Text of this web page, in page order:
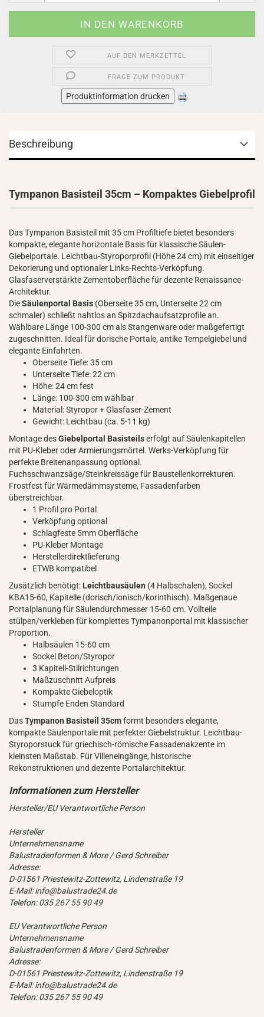
AUF DEN MERKZETTEL
FRAGE ZUM PRODUKT
Produktinformation drucken
Beschreibung
Tympanon Basisteil 35cm – Kompaktes Giebelprofil
Das Tympanon Basisteil mit 35 cm Profiltiefe bietet besonders
kompakte, elegante horizontale Basis für klassische Säulen-
Giebelportale. Leichtbau-Styroporprofil (Höhe 24 cm) mit einseitiger
Dekorierung und optionaler Links-Rechts-Verköpfung.
Glasfaserverstärkte Zementoberfläche für dezente Renaissance-
Architektur.
DieSäulenportal Basis (Oberseite 35 cm, Unterseite 22 cm
schmaler) schließt nahtlos an Spitzdachaufsatzprofile an.
Wählbare Länge 100-300 cm als Stangenware oder maßgefertigt
zugeschnitten. Ideal für dorische Portale, antike Tempelgiebel und
elegante Einfahrten.
Oberseite Tiefe: 35 cm
Unterseite Tiefe: 22 cm
Höhe: 24 cm fest
Länge: 100-300 cm wählbar
Material: Styropor + Glasfaser-Zement
Gewicht: Leichtbau (ca. 5-11 kg)
Montage desGiebelportal Basisteilserfolgt auf Säulenkapitellen
mit PU-Kleber oder Armierungsmörtel. Werks-Verköpfung für
perfekte Breitenanpassung optional.
Fuchsschwanzsäge/Steinkreissäge für Baustellenkorrekturen.
Frostfest für Wärmedämmsysteme, Fassadenfarben
überstreichbar.
1 Profil pro Portal
Verköpfung optional
Schlagfeste 5mm Oberfläche
PU-Kleber Montage
Herstellerdirektlieferung
ETWB kompatibel
Zusätzlich benötigt: Leichtbausäulen (4 Halbschalen), Sockel
KBA15-60, Kapitelle (dorisch/ionisch/korinthisch). Maßgenaue
Portalplanung für Säulendurchmesser 15-60 cm. Vollteile
stülpen/verkleben für komplettes Tympanonportal mit klassischer
Proportion.
Halbsäulen 15-60 cm
Sockel Beton/Styropor
3 Kapitell-Stilrichtungen
Maßzuschnitt Aufpreis
Kompakte Giebeloptik
Stumpfe Enden Standard
DasTympanon Basisteil 35cmformt besonders elegante,
kompakte Säulenportale mit perfekter Giebelstruktur. Leichtbau-
Styroporstuck für griechisch-römische Fassadenakzente im
kleinsten Maßstab. Für Villeneingänge, historische
Rekonstruktionen und dezente Portalarchitektur.
Hersteller/EU Verantwortliche Person
Hersteller
Unternehmensname
Balustradenformen & More / Gerd Schreiber
Adresse:
D-01561 Priestewitz-Zottewitz, Lindenstraße 19
E-Mail: info@balustrade24.de
Telefon: 035 267 55 90 49
EU Verantwortliche Person
Unternehmensname
Balustradenformen & More / Gerd Schreiber
Adresse:
D-01561 Priestewitz-Zottewitz, Lindenstraße 19
E-Mail: info@balustrade24.de
Telefon: 035 267 55 90 49